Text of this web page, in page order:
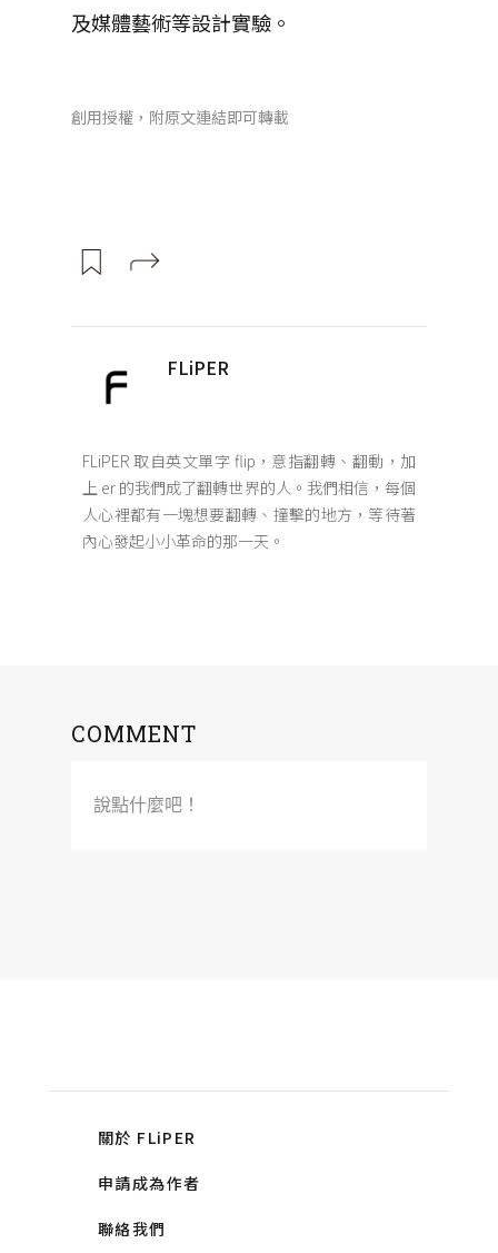
及媒體藝術等設計實驗。
創用授權，附原文連結即可轉載
FLiPER
FLiPER 取自英文單字 flip，意指翻轉、翻動，加
上 er 的我們成了翻轉世界的人。我們相信，每個
人心裡都有一塊想要翻轉、撞擊的地方，等待著
內心發起小小革命的那一天。
COMMENT
說點什麼吧！
關於 FLiPER
申請成為作者
聯絡我們